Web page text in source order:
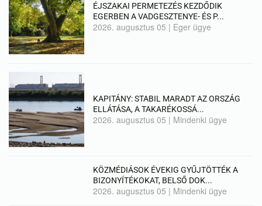
ÉJSZAKAI PERMETEZÉS KEZDŐDIK
EGERBEN A VADGESZTENYE- ÉS P...
2026. augusztus 05 | Eger ügye
KAPITÁNY: STABIL MARADT AZ ORSZÁG
ELLÁTÁSA, A TAKARÉKOSSÁ...
2026. augusztus 05 | Mindenki ügye
KÖZMÉDIÁSOK ÉVEKIG GYŰJTÖTTÉK A
BIZONYÍTÉKOKAT, BELSŐ DOK...
2026. augusztus 05 | Mindenki ügye